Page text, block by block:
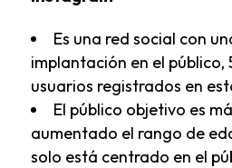
Es una red social con
implantación en el público,
usuarios registrados en
El público objetivo es
aumentado el rango de
solo está centrado en el